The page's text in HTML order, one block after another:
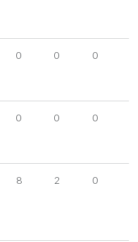
0 0 0
0 0 0
8 2 0